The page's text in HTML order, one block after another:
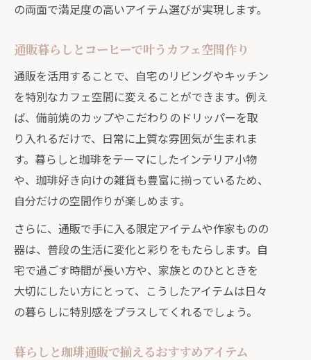
の両面で満足度の高いアイテム選びが実現します。
通販暮らしとコーヒーで叶うカフェ空間作り
通販を活用することで、自宅のリビングやキッチン
を特別なカフェ空間に変えることができます。例え
ば、備前焼のカップやこだわりのドリッパーを取
り入れるだけで、日常に上質な雰囲気が生まれま
す。暮らしと珈琲をテーマにしたインテリア小物
や、珈琲好き向けの雑貨も豊富に揃っているため、
自分だけの空間作りが楽しめます。
さらに、通販で手に入る限定アイテムや作家ものの
器は、普段の生活に変化と彩りをもたらします。自
宅で過ごす時間が長い方や、家族とのひとときを
大切にしたい方にとって、こうしたアイテムは日々
の暮らしに特別感をプラスしてくれるでしょう。
暮らしと珈琲通販で揃えるおすすめアイテム